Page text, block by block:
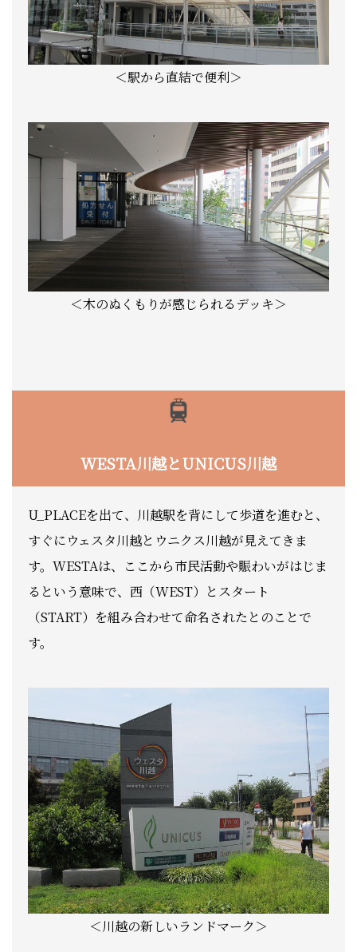
＜駅から直結で便利＞
＜木のぬくもりが感じられるデッキ＞
WESTA川越とUNICUS川越
U_PLACEを出て、川越駅を背にして歩道を進むと、
すぐにウェスタ川越とウニクス川越が見えてきま
す。WESTAは、ここから市民活動や賑わいがはじま
るという意味で、西（WEST）とスタート
（START）を組み合わせて命名されたとのことで
す。
＜川越の新しいランドマーク＞